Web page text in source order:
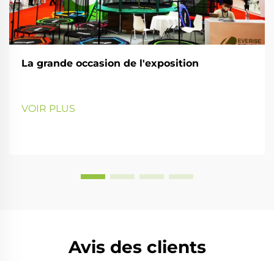
La grande occasion de l'exposition
VOIR PLUS
Avis des clients